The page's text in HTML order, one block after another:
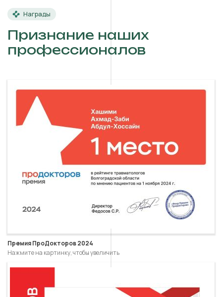
Награды
Признание наших
профессионалов
Премия ПроДокторов 2024
Нажмите на картинку, чтобы увеличить